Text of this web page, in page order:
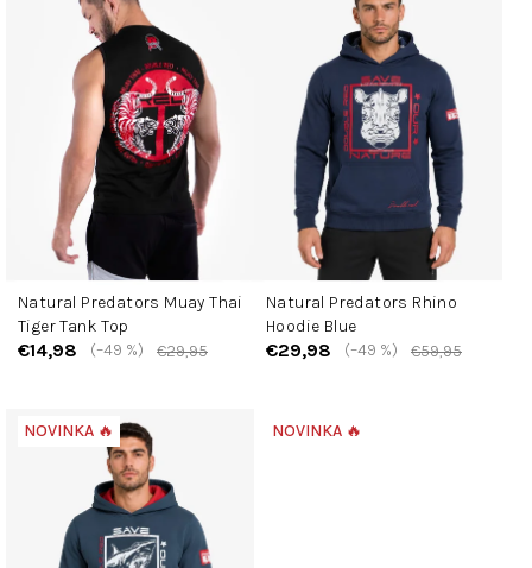
o
v
Natural Predators Muay Thai
Tiger Tank Top
€14,98 €29,95
(–49 %)
Natural Predators Rhino
Hoodie Blue
€29,98 €59,95
(–49 %)
NOVINKA 🔥 NOVINKA 🔥